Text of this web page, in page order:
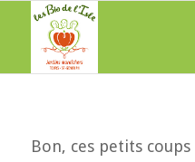
Bon, ces petits